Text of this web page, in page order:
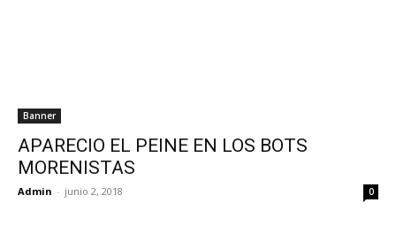
Banner
APARECIO EL PEINE EN LOS BOTS
MORENISTAS
Admin - junio 2, 2018 0